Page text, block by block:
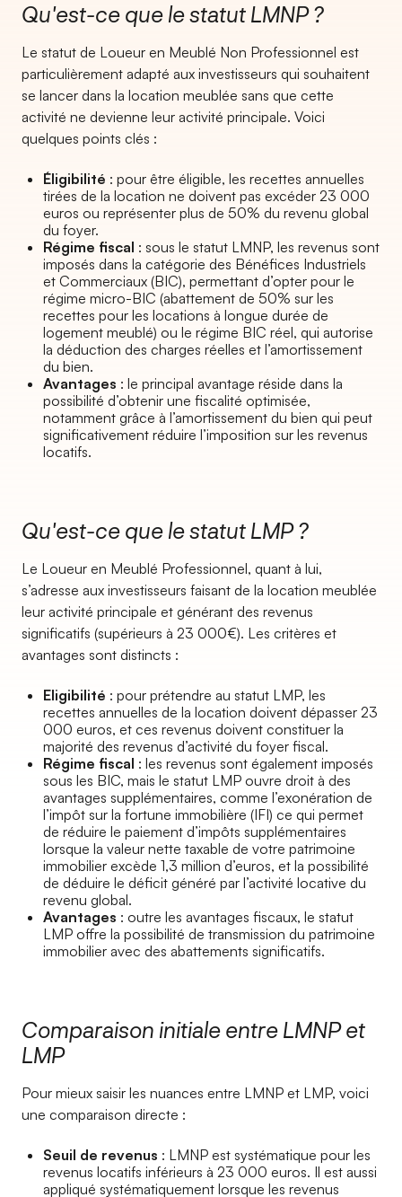
Qu'est-ce que le statut LMNP ?
Le statut de Loueur en Meublé Non Professionnel est
particulièrement adapté aux investisseurs qui souhaitent
se lancer dans la location meublée sans que cette
activité ne devienne leur activité principale. Voici
quelques points clés :
Éligibilité : pour être éligible, les recettes annuelles
tirées de la location ne doivent pas excéder 23 000
euros ou représenter plus de 50% du revenu global
du foyer.
Régime fiscal : sous le statut LMNP, les revenus sont
imposés dans la catégorie des Bénéfices Industriels
et Commerciaux (BIC), permettant d’opter pour le
régime micro-BIC (abattement de 50% sur les
recettes pour les locations à longue durée de
logement meublé) ou le régime BIC réel, qui autorise
la déduction des charges réelles et l’amortissement
du bien.
Avantages : le principal avantage réside dans la
possibilité d’obtenir une fiscalité optimisée,
notamment grâce à l’amortissement du bien qui peut
significativement réduire l’imposition sur les revenus
locatifs.
Qu'est-ce que le statut LMP ?
Le Loueur en Meublé Professionnel, quant à lui,
s’adresse aux investisseurs faisant de la location meublée
leur activité principale et générant des revenus
significatifs (supérieurs à 23 000€). Les critères et
avantages sont distincts :
Eligibilité : pour prétendre au statut LMP, les
recettes annuelles de la location doivent dépasser 23
000 euros, et ces revenus doivent constituer la
majorité des revenus d’activité du foyer fiscal.
Régime fiscal : les revenus sont également imposés
sous les BIC, mais le statut LMP ouvre droit à des
avantages supplémentaires, comme l’exonération de
l’impôt sur la fortune immobilière (IFI) ce qui permet
de réduire le paiement d’impôts supplémentaires
lorsque la valeur nette taxable de votre patrimoine
immobilier excède 1,3 million d’euros, et la possibilité
de déduire le déficit généré par l’activité locative du
revenu global.
Avantages : outre les avantages fiscaux, le statut
LMP offre la possibilité de transmission du patrimoine
immobilier avec des abattements significatifs.
Comparaison initiale entre LMNP et
LMP
Pour mieux saisir les nuances entre LMNP et LMP, voici
une comparaison directe :
Seuil de revenus : LMNP est systématique pour les
revenus locatifs inférieurs à 23 000 euros. Il est aussi
appliqué systématiquement lorsque les revenus